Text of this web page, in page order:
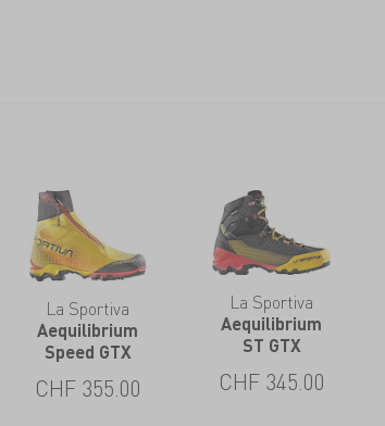
La Sportiva
Aequilibrium
Speed GTX
CHF 355.00
La Sportiva
Aequilibrium
ST GTX
CHF 345.00